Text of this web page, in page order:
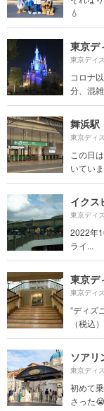
💧‬
東京デ
東京ディ
コロナ
分、混
舞浜駅
東京ディ
この日
いてい
イクス
東京ディ
2022年
ライ...
東京デ
東京ディ
“ディズ
（税込
ソアリ
東京ディ
初めて
さった